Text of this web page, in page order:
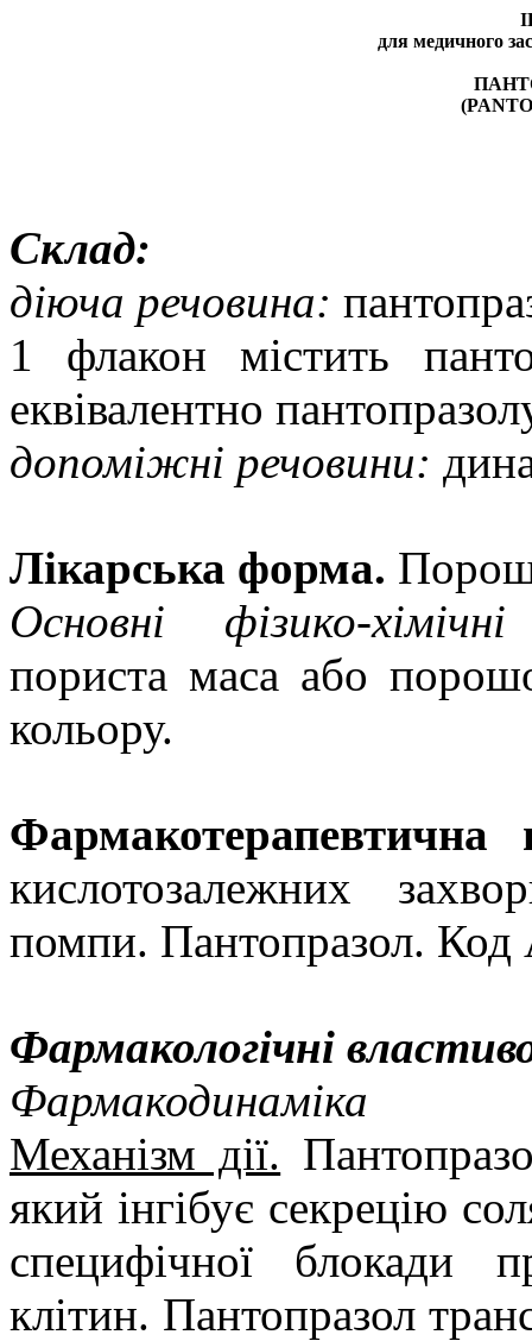
для медичного
Склад:
діюча речовина:
1 флакон містить
еквівалентно
допоміжні речовини:
Лікарська форма.
Основні фізико-
пориста маса або
кольору.
Фармакотерапевтична
кислотозалежних
помпи. Пантопразол. Код
Фармакологічні
Фармакодинаміка
Механізм дії.
який інгібує секрецію
специфічної блокади
клітин. Пантопразол